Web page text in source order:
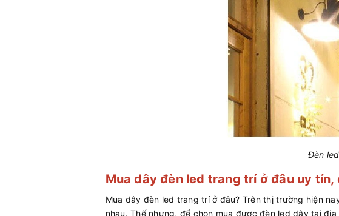
Đèn
Mua dây đèn led trang trí ở đâu uy
Mua dây đèn led trang trí ở đâu? Trên thị trường hiện
nhau. Thế nhưng, để chọn mua được đèn led dây tại